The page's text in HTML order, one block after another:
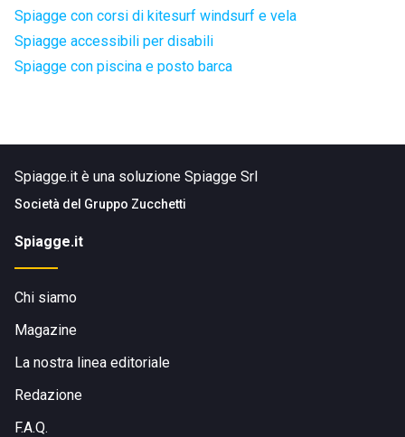
Spiagge con corsi di kitesurf windsurf e vela
Spiagge accessibili per disabili
Spiagge con piscina e posto barca
Spiagge.it è una soluzione Spiagge Srl
Società del Gruppo Zucchetti
Spiagge.it
Chi siamo
Magazine
La nostra linea editoriale
Redazione
F.A.Q.